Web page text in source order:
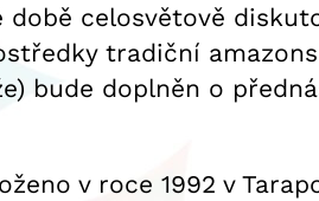
celosvětově
tradiční
bude doplněn o
v roce 1992 v